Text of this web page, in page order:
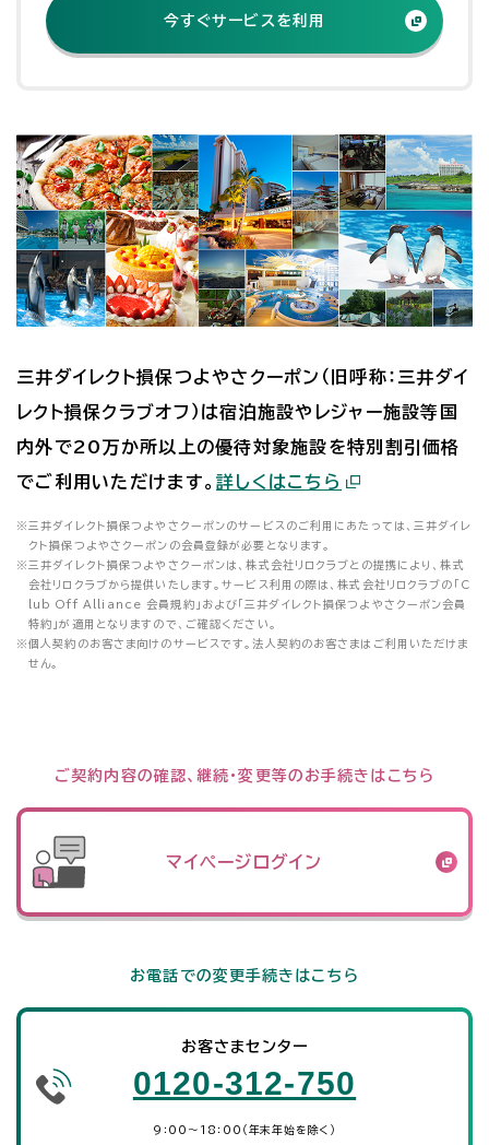
今すぐサービスを利用
三井ダイレクト損保つよやさクーポン（旧呼称：三井ダイ
レクト損保クラブオフ）は宿泊施設やレジャー施設等国
内外で20万か所以上の優待対象施設を特別割引価格
でご利用いただけます。詳しくはこちら
※三井ダイレクト損保つよやさクーポンのサービスのご利用にあたっては、三井ダイレ
クト損保つよやさクーポンの会員登録が必要となります。
※三井ダイレクト損保つよやさクーポンは、株式会社リロクラブとの提携により、株式
会社リロクラブから提供いたします。サービス利用の際は、株式会社リロクラブの「C
lub Off Alliance 会員規約」および「三井ダイレクト損保つよやさクーポン会員
特約」が適用となりますので、ご確認ください。
※個人契約のお客さま向けのサービスです。法人契約のお客さまはご利用いただけま
せん。
ご契約内容の確認、継続・変更等のお手続きはこちら
マイページログイン
お電話での変更手続きはこちら
お客さまセンター
0120-312-750
9：00～18：00（年末年始を除く）